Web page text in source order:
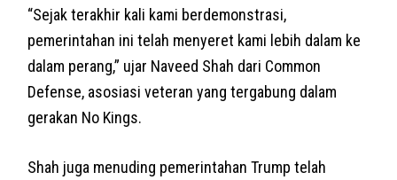
“Sejak terakhir kali kami berdemonstrasi,
pemerintahan ini telah menyeret kami lebih dalam ke
dalam perang,” ujar Naveed Shah dari Common
Defense, asosiasi veteran yang tergabung dalam
gerakan No Kings.
Shah juga menuding pemerintahan Trump telah